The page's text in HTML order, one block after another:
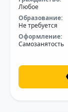
Любое
Образование:
Не требуется
Оформление:
Самозанятость